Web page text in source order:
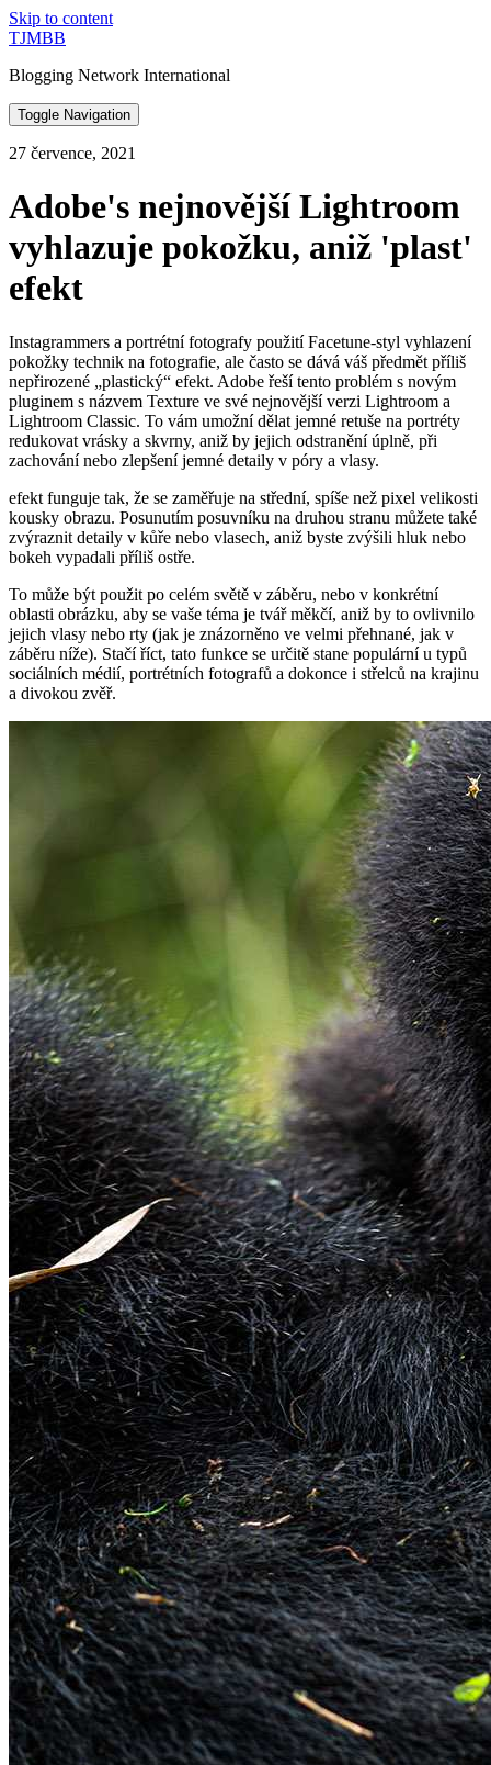
Skip to content
TJMBB
Blogging Network International
Toggle Navigation
27 července, 2021
Adobe's nejnovější Lightroom
vyhlazuje pokožku, aniž 'plast'
efekt
Instagrammers a portrétní fotografy použití Facetune-styl vyhlazení
pokožky technik na fotografie, ale často se dává váš předmět příliš
nepřirozené „plastický“ efekt. Adobe řeší tento problém s novým
pluginem s názvem Texture ve své nejnovější verzi Lightroom a
Lightroom Classic. To vám umožní dělat jemné retuše na portréty
redukovat vrásky a skvrny, aniž by jejich odstranění úplně, při
zachování nebo zlepšení jemné detaily v póry a vlasy.
efekt funguje tak, že se zaměřuje na střední, spíše než pixel velikosti
kousky obrazu. Posunutím posuvníku na druhou stranu můžete také
zvýraznit detaily v kůře nebo vlasech, aniž byste zvýšili hluk nebo
bokeh vypadali příliš ostře.
To může být použit po celém světě v záběru, nebo v konkrétní
oblasti obrázku, aby se vaše téma je tvář měkčí, aniž by to ovlivnilo
jejich vlasy nebo rty (jak je znázorněno ve velmi přehnané, jak v
záběru níže). Stačí říct, tato funkce se určitě stane populární u typů
sociálních médií, portrétních fotografů a dokonce i střelců na krajinu
a divokou zvěř.